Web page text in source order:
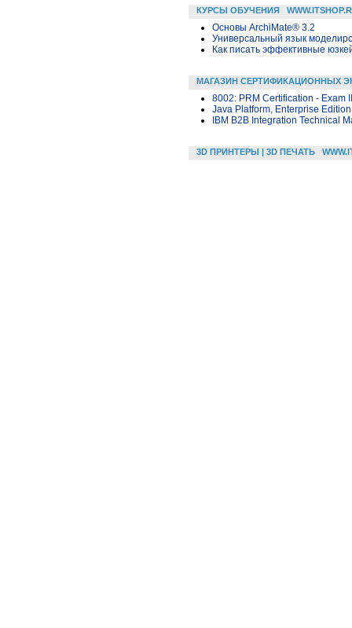
КУРСЫ ОБУЧЕНИЯ
Основы ArchiMate® 3.2
Универсальный язык
Как писать эффективные
МАГАЗИН СЕРТИФИКАЦИОННЫХ
8002: PRM Certification - Exam
Java Platform, Enterprise
IBM B2B Integration Technical
3D ПРИНТЕРЫ | 3D ПЕЧАТЬ